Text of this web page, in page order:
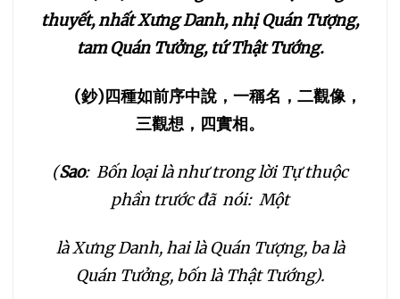
160 161 162 163
164 165 166 167
173 174
177 178 179
thuyết, nhất Xưng Danh, nhị Quán Tượng,
tam Quán Tưởng, tứ Thật Tướng.
(鈔) 四種如前序中說，一稱名，二觀像，
三觀想，四實相。
(Sao: Bốn loại là như trong lời Tự thuộc
phần trước đã nói: Một
là Xưng Danh, hai là Quán Tượng, ba là
Quán Tưởng, bốn là Thật Tướng).